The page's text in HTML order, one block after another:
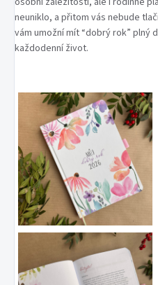
neuniklo, a přitom vás nebude
vám umožní mít “dobrý rok” plný
každodenní život.